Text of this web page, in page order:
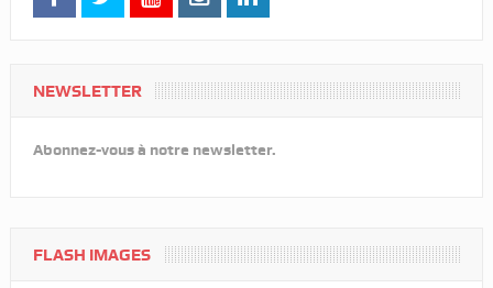
NEWSLETTER
Abonnez-vous à notre newsletter.
FLASH IMAGES